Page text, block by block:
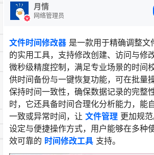
月情
网络管理员
文件时间修改器 是一款用于精确调整文
的实用工具，支持修改创建、访问与修
微秒级精度控制，满足专业场景的时间
供时间备份与一键恢复功能，可在批量
保持时间一致性，确保数据记录的完整
时，它还具备时间合理化分析能力，能
一致或异常时间，让 文件管理 更加规
设定与便捷操作方式，用户能够在多种
效可靠的 时间修改工具 支持。